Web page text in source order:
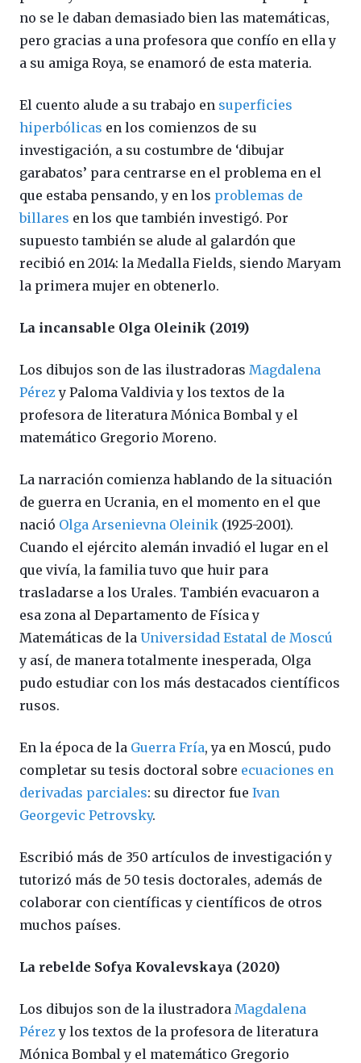
no se le daban demasiado bien las matemáticas,
pero gracias a una profesora que confío en ella y
a su amiga Roya, se enamoró de esta materia.
El cuento alude a su trabajo en superficies
hiperbólicas en los comienzos de su
investigación, a su costumbre de ‘dibujar
garabatos’ para centrarse en el problema en el
que estaba pensando, y en los problemas de
billares en los que también investigó. Por
supuesto también se alude al galardón que
recibió en 2014: la Medalla Fields, siendo Maryam
la primera mujer en obtenerlo.
La incansable Olga Oleinik (2019)
Los dibujos son de las ilustradoras Magdalena
Pérezy Paloma Valdivia y los textos de la
profesora de literatura Mónica Bombal y el
matemático Gregorio Moreno.
La narración comienza hablando de la situación
de guerra en Ucrania, en el momento en el que
nació Olga Arsenievna Oleinik (1925-2001).
Cuando el ejército alemán invadió el lugar en el
que vivía, la familia tuvo que huir para
trasladarse a los Urales. También evacuaron a
esa zona al Departamento de Física y
Matemáticas de la Universidad Estatal de Moscú
y así, de manera totalmente inesperada, Olga
pudo estudiar con los más destacados científicos
rusos.
En la época de la Guerra Fría, ya en Moscú, pudo
completar su tesis doctoral sobre ecuaciones en
derivadas parciales: su director fue Ivan
Georgevic Petrovsky.
Escribió más de 350 artículos de investigación y
tutorizó más de 50 tesis doctorales, además de
colaborar con científicas y científicos de otros
muchos países.
La rebelde Sofya Kovalevskaya (2020)
Los dibujos son de la ilustradora Magdalena
Pérezy los textos de la profesora de literatura
Mónica Bombal y el matemático Gregorio